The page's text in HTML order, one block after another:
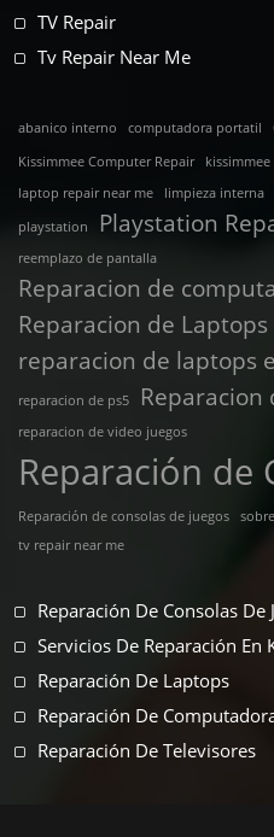
TV Repair
Tv Repair Near Me
abanico interno computadora portatil
Kissimmee Computer Repair
laptop repair near me limpieza interna
playstation
Playstation
reemplazo de pantalla
Reparacion de
Reparacion de Laptops
reparacion de laptops
reparacion de ps5 Reparacion
reparacion de video juegos
Reparación de
Reparación de consolas de juegos
tv repair near me
Reparación De Consolas De
Servicios De Reparación En
Reparación De Laptops
Reparación De
Reparación De Televisores